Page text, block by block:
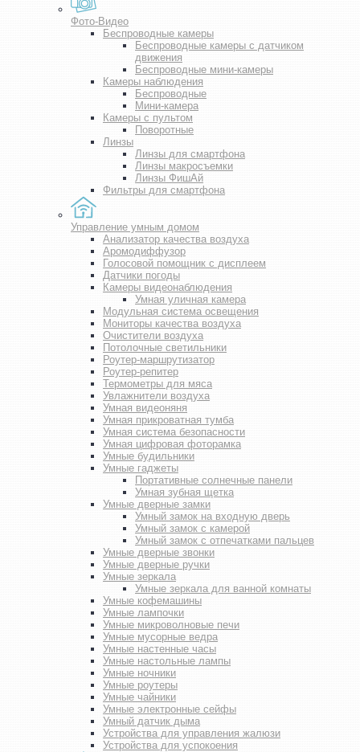
Фото-Видео
Беспроводные камеры
Беспроводные камеры с датчиком
движения
Беспроводные мини-камеры
Камеры наблюдения
Беспроводные
Мини-камера
Камеры с пультом
Поворотные
Линзы
Линзы для смартфона
Линзы макросъемки
Линзы ФишАй
Фильтры для смартфона
Управление умным домом
Анализатор качества воздуха
Аромодиффузор
Голосовой помощник с дисплеем
Датчики погоды
Камеры видеонаблюдения
Умная уличная камера
Модульная система освещения
Мониторы качества воздуха
Очистители воздуха
Потолочные светильники
Роутер-маршрутизатор
Роутер-репитер
Термометры для мяса
Увлажнители воздуха
Умная видеоняня
Умная прикроватная тумба
Умная система безопасности
Умная цифровая фоторамка
Умные будильники
Умные гаджеты
Портативные солнечные панели
Умная зубная щетка
Умные дверные замки
Умный замок на входную дверь
Умный замок с камерой
Умный замок с отпечатками пальцев
Умные дверные звонки
Умные дверные ручки
Умные зеркала
Умные зеркала для ванной комнаты
Умные кофемашины
Умные лампочки
Умные микроволновые печи
Умные мусорные ведра
Умные настенные часы
Умные настольные лампы
Умные ночники
Умные роутеры
Умные чайники
Умные электронные сейфы
Умный датчик дыма
Устройства для управления жалюзи
Устройства для успокоения